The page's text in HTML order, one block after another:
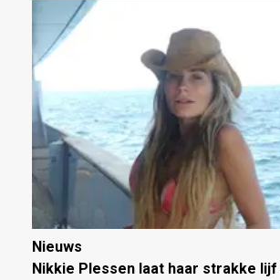
Nieuws
Nikkie Plessen laat haar strakke lijf